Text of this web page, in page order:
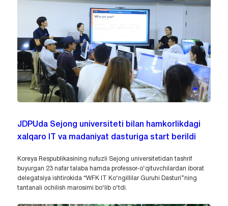
JDPUda Sejong universiteti bilan hamkorlikdagi
xalqaro IT va madaniyat dasturiga start berildi
Koreya Respublikasining nufuzli Sejong universitetidan tashrif
buyurgan 23 nafar talaba hamda professor-o‘qituvchilardan iborat
delegatsiya ishtirokida “WFK IT Ko‘ngillilar Guruhi Dasturi”ning
tantanali ochilish marosimi bo‘lib o‘tdi.